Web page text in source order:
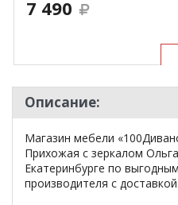
7 490
Описание:
Магазин мебели
Прихожая с зеркалом
Екатеринбурге по
производителя с доставкой.